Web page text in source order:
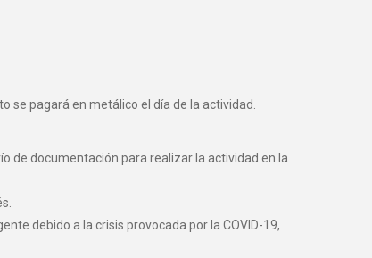
se pagará en metálico el día de la actividad.
de documentación para realizar la actividad en la
debido a la crisis provocada por la COVID-19,